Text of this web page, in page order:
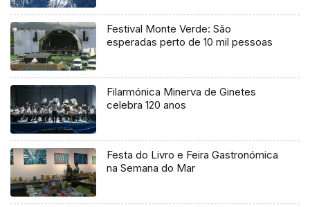
Festival Monte Verde: São
esperadas perto de 10 mil pessoas
Filarmónica Minerva de Ginetes
celebra 120 anos
Festa do Livro e Feira Gastronómica
na Semana do Mar